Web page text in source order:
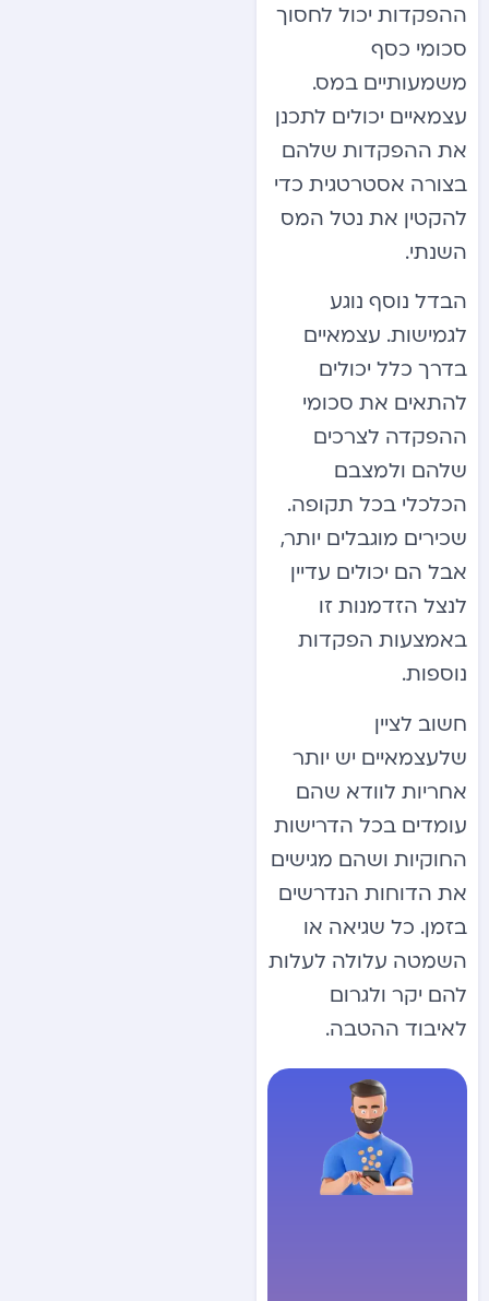
ההפקדות יכול לחסוך
סכומי כסף
משמעותיים במס.
עצמאיים יכולים לתכנן
את ההפקדות שלהם
בצורה אסטרטגית כדי
להקטין את נטל המס
השנתי.
הבדל נוסף נוגע
לגמישות. עצמאיים
בדרך כלל יכולים
להתאים את סכומי
ההפקדה לצרכים
שלהם ולמצבם
הכלכלי בכל תקופה.
שכירים מוגבלים יותר,
אבל הם יכולים עדיין
לנצל הזדמנות זו
באמצעות הפקדות
נוספות.
חשוב לציין
שלעצמאיים יש יותר
אחריות לוודא שהם
עומדים בכל הדרישות
החוקיות ושהם מגישים
את הדוחות הנדרשים
בזמן. כל שגיאה או
השמטה עלולה לעלות
להם יקר ולגרום
לאיבוד ההטבה.